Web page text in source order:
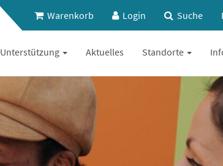
Warenkorb Login Suche
Unterstützung Aktuelles Standorte